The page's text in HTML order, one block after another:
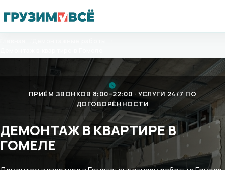
ПРИЁМ ЗВОНКОВ 8:00–22:00 · УСЛУГИ 24/7 ПО
ДОГОВОРЁННОСТИ
ДЕМОНТАЖ В КВАРТИРЕ В
ГОМЕЛЕ